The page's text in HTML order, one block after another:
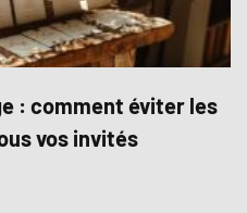
: comment éviter les
vos invités